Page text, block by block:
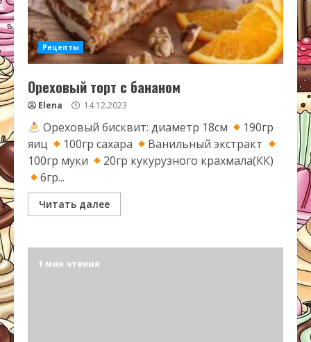
Рецепты
Ореховый торт с бананом
Elena 14.12.2023
Ореховый бисквит: диаметр 18см
190гр
яиц
100гр сахара
Ванильный экстракт
100гр муки
20гр кукурузного крахмала(КК)
6гр...
Читать далее
1 мин чтения